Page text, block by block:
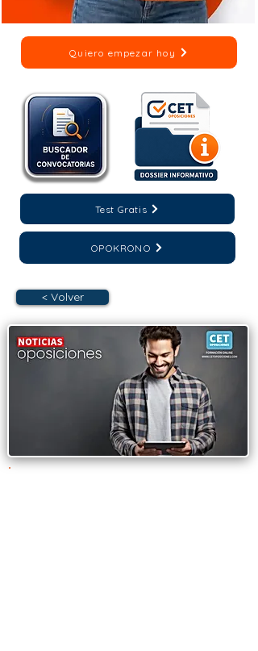
Quiero empezar hoy
Test Gratis
OPOKRONO
< Volver